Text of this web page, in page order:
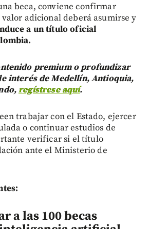
beca, conviene confirmar
adicional deberá asumirse y
a un título oficial
premium o profundizar
interés de Medellín, Antioquia,
regístrese aquí.
trabajar con el Estado, ejercer
o continuar estudios de
verificar si el título
ante el Ministerio de
a las 100 becas